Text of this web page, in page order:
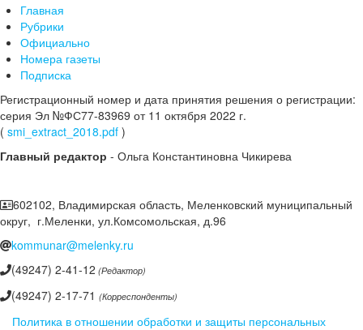
Главная
Рубрики
Официально
Номера газеты
Подписка
Регистрационный номер и дата принятия решения о регистрации:
серия Эл №ФС77-83969 от 11 октября 2022 г.
( smi_extract_2018.pdf )
Главный редактор - Ольга Константиновна Чикирева
602102, Владимирская область, Меленковский муниципальный
округ, г.Меленки, ул.Комсомольская, д.96
kommunar@melenky.ru
(49247) 2-41-12 (Редактор)
(49247) 2-17-71 (Корреспонденты)
Политика в отношении обработки и защиты персональных